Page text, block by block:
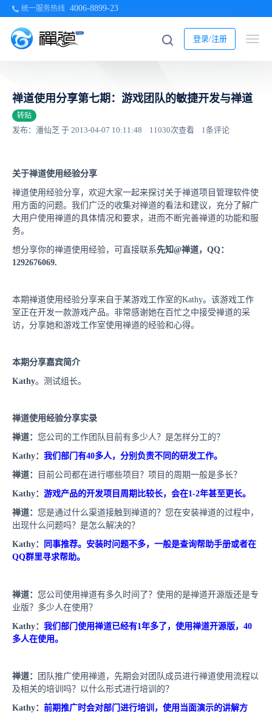
统一服务热线 4006-8899-23
登录/注册
禅道使用分享第七期：游戏团队的敏捷开发与禅道
转贴
发布：潘仙芝 于 2013-04-07 10:11:48 11030次查看 1条评论
关于禅道使用经验分享
禅道使用经验分享，欢迎大家一起来探讨关于禅道项目管理软件使
用方面的问题。我们广泛的收集对禅道的看法和建议，充分了解广
大用户使用禅道的具体情况和要求，进而不断完善禅道的功能和服
务。
想分享你的禅道使用经验，可直接联系先知@禅道，QQ：
1292676069.
本期禅道使用经验分享来自于某游戏工作室的Kathy。该游戏工作
室正在开发一款游戏产品。非常感谢她在百忙之中接受禅道的采
访，分享她和游戏工作室使用禅道的经验和心得。
本期分享嘉宾简介
Kathy。测试组长。
禅道使用经验分享实录
禅道： 您公司的工作团队目前有多少人？是怎样分工的？
Kathy： 我们部门有40多人，分别负责不同的研发工作。
禅道： 目前公司都在进行哪些项目？项目的周期一般是多长？
Kathy： 游戏产品的开发项目周期比较长，会在1-2年甚至更长。
禅道： 您是通过什么渠道接触到禅道的？您在安装禅道的过程中，
出现什么问题吗？是怎么解决的？
Kathy：
同事推荐。安装时问题不多，一般是查询帮助手册或者在
QQ群里寻求帮助。
禅道： 您公司使用禅道有多久时间了？使用的是禅道开源版还是专
业版？多少人在使用？
Kathy： 我们部门使用禅道已经有1年多了，使用禅道开源版， 40
多人在使用。
禅道：
团队推广使用禅道，先期会对团队成员进行禅道使用流程以
及相关的培训吗？以什么形式进行培训的？
Kathy： 前期推广时会对部门进行培训，使用当面演示的讲解方